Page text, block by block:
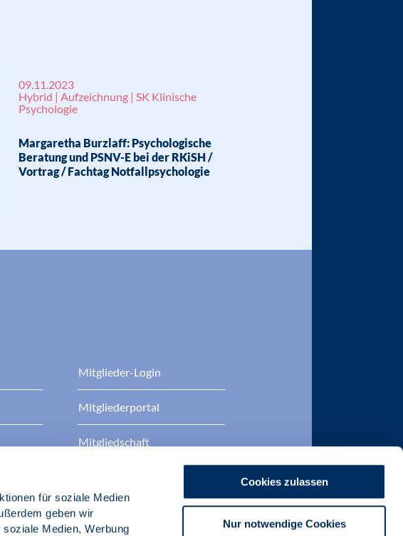
für soziale Medien
geben wir
Medien, Werbung
Cookies zulassen
Nur notwendige Cookies
09.11.2023
Hybrid | Aufzeichnung | SK Klinische
Psychologie
Margaretha Burzlaff: Psychologische
Beratung und PSNV-E bei der RKiSH /
Vortrag / Fachtag Notfallpsychologie
Mitglieder-Login
Mitgliederportal
Mitgliedschaft
BDP Zertifizierungen